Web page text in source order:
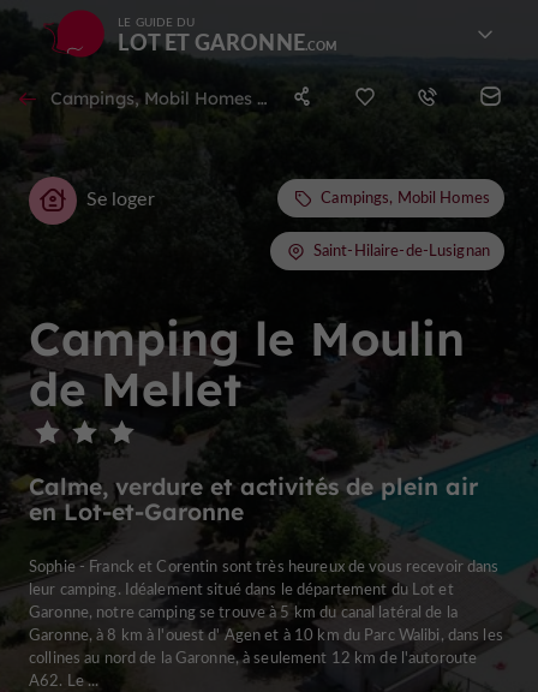
LE GUIDE DU
LOT ET GARONNE
Campings, Mobil Homes à Saint-Hilaire-de-Lusignan
Camping le Moulin
de Mellet
Calme, verdure et activités de plein air
en Lot-et-Garonne
Se loger Campings, Mobil Homes
Saint-Hilaire-de-Lusignan
Sophie - Franck et Corentin sont très heureux de vous recevoir dans
leur camping. Idéalement situé dans le département du Lot et
Garonne, notre camping se trouve à 5 km du canal latéral de la
Garonne, à 8 km à l'ouest d' Agen et à 10 km du Parc Walibi, dans les
collines au nord de la Garonne, à seulement 12 km de l'autoroute
A62. Le ...